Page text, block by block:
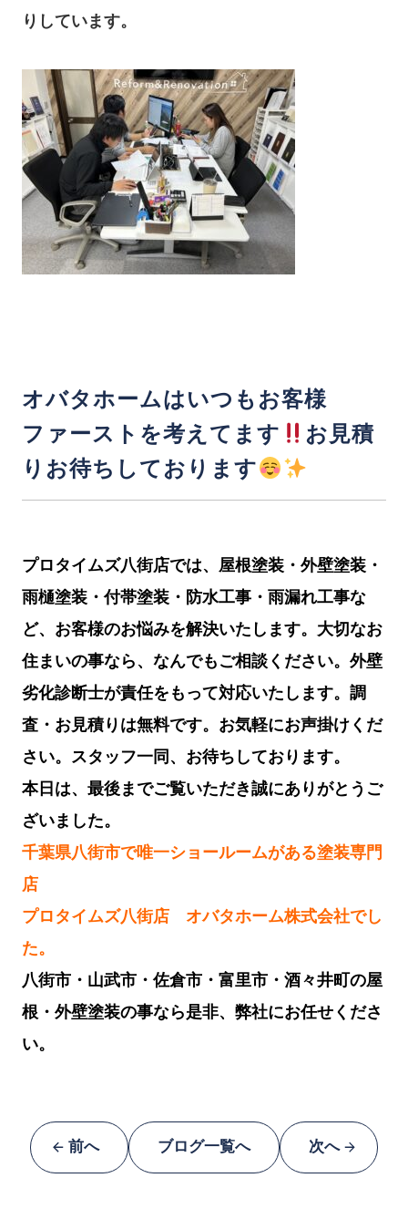
りしています。
オバタホームはいつもお客様
ファーストを考えてます
お見積
りお待ちしております
プロタイムズ八街店では、屋根塗装・外壁塗装・
雨樋塗装・付帯塗装・防水工事・雨漏れ工事な
ど、お客様のお悩みを解決いたします。 大切なお
住まいの事なら、なんでもご相談ください。外壁
劣化診断士が責任をもって対応いたします。調
査・お見積りは無料です。お気軽にお声掛けくだ
さい。スタッフ一同、お待ちしております。
本日は、最後までご覧いただき誠にありがとうご
ざいました。
千葉県八街市で唯一ショールームがある塗装専門
店
プロタイムズ八街店 オバタホーム株式会社でし
た。
八街市・山武市・佐倉市・富里市・酒々井町の屋
根・外壁塗装の事なら是非、弊社にお任せくださ
い。
前へ ブログ一覧へ 次へ